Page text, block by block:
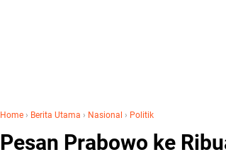
Home › Berita Utama › Nasional › Politik
Pesan Prabowo ke